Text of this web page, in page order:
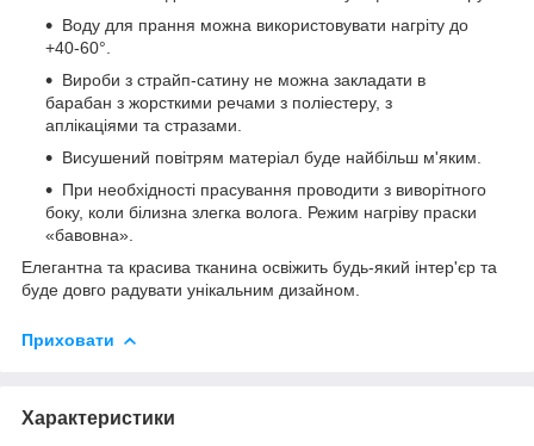
Воду для прання можна використовувати нагріту до
+40-60°.
Вироби з страйп-сатину не можна закладати в
барабан з жорсткими речами з поліестеру, з
аплікаціями та стразами.
Висушений повітрям матеріал буде найбільш м'яким.
При необхідності прасування проводити з виворітного
боку, коли білизна злегка волога. Режим нагріву праски
«бавовна».
Елегантна та красива тканина освіжить будь-який інтер'єр та
буде довго радувати унікальним дизайном.
Приховати
Характеристики